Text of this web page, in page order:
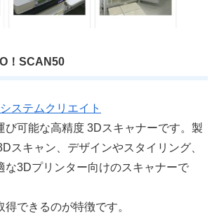
！SCAN50
ステムクリエイト
び可能な高精度 3Dスキャナーです。製
スキャン、デザインやスタイリング、
な3Dプリンター向けのスキャナーで
できるのが特徴です。